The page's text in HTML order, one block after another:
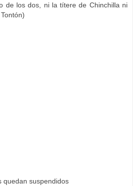
de los dos, ni la títere de Chinchilla ni
quedan suspendidos